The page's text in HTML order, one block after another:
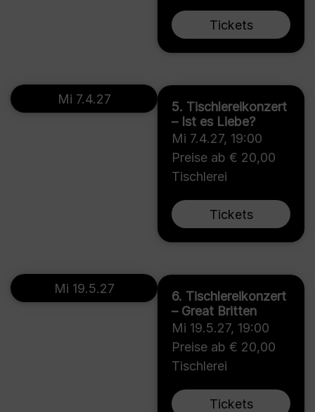
Tickets
5. Tischlereikonzert
– Ist es Liebe?
Mi 7.4.27, 19:00
Preise ab € 20,00
Tischlerei
Tickets
Mi 7.4.27
6. Tischlereikonzert
– Great Britten
Mi 19.5.27, 19:00
Preise ab € 20,00
Tischlerei
Tickets
Mi 19.5.27